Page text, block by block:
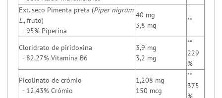
Ext. seco Pimenta preta (Piper nigrum
L., fruto)
- 95% Piperina
40 mg
3,8 mg
**
Cloridrato de piridoxina
- 82,27% Vitamina B6
3,9 mg
3,2 mg
**
229
%
Picolinato de crómio
- 12,43% Crómio
1,208 mg
150 mcg
**
375
%